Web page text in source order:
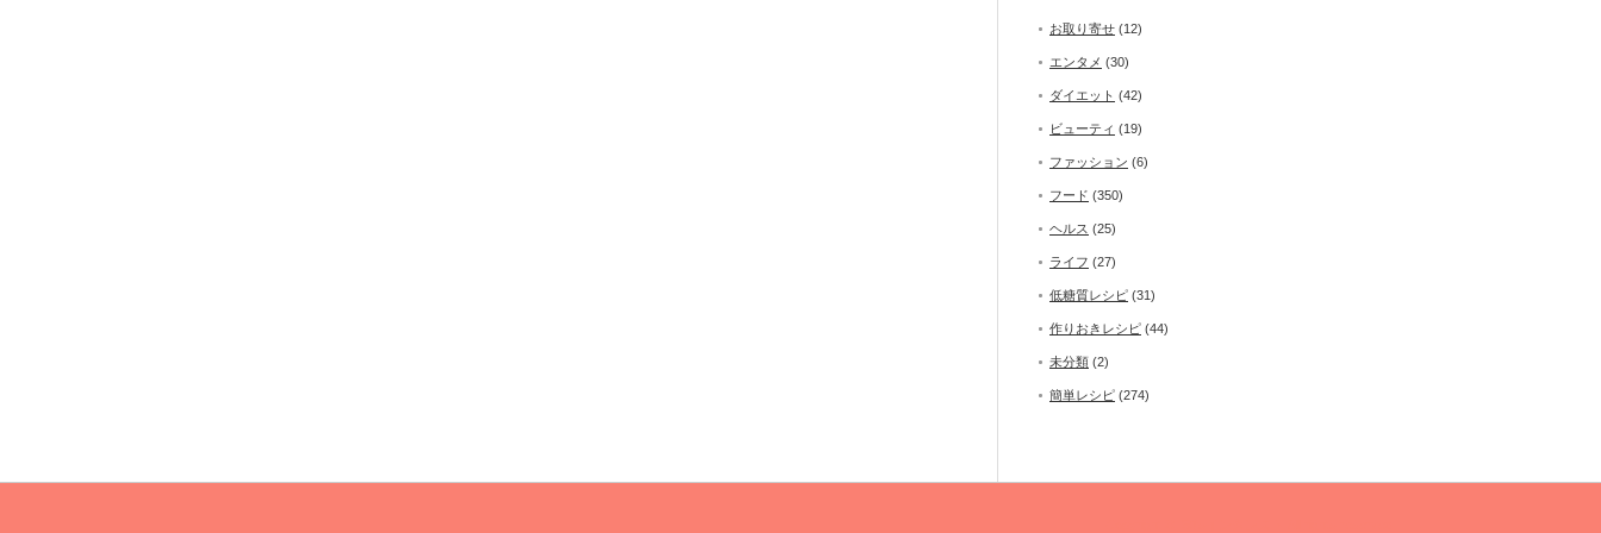
お取り寄せ (12)
エンタメ (30)
ダイエット (42)
ビューティ (19)
ファッション (6)
フード (350)
ヘルス (25)
ライフ (27)
低糖質レシピ (31)
作りおきレシピ (44)
未分類 (2)
簡単レシピ (274)